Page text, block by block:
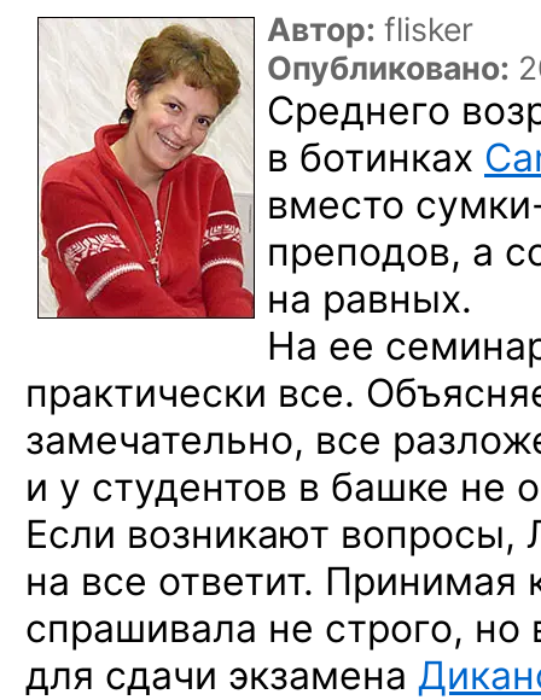
Автор: flisker
Опубликовано:
Среднего
в ботинках
вместо
преподов, а
на равных.
На ее
практически все.
замечательно, все
и у студентов в башке не
Если возникают
на все ответит. Принимая
спрашивала не строго, но
для сдачи экзамена